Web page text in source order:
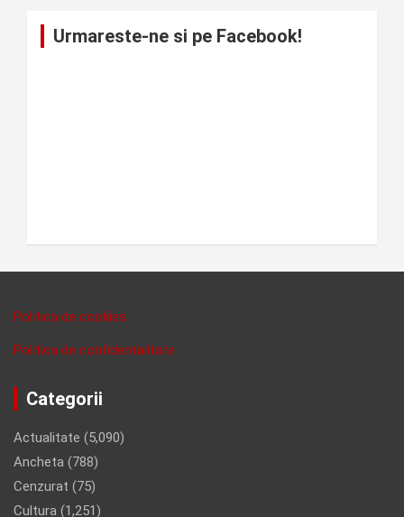
Urmareste-ne si pe Facebook!
Politica de cookies
Politica de confidentalitate
Categorii
Actualitate (5,090)
Ancheta (788)
Cenzurat (75)
Cultura (1,251)